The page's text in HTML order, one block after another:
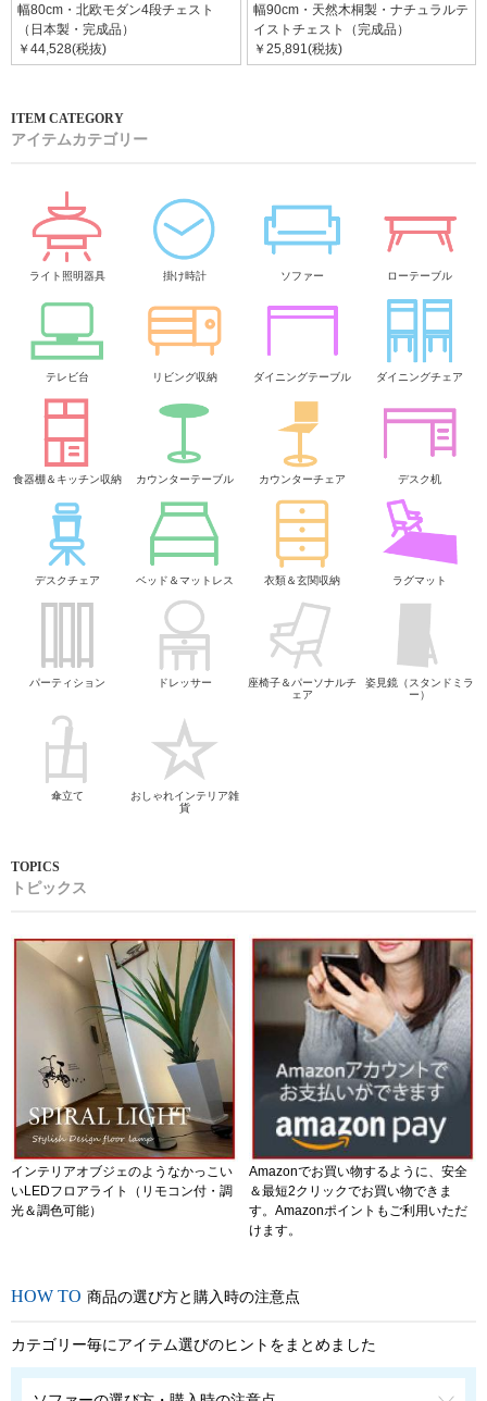
幅80cm・北欧モダン4段チェスト
（日本製・完成品）
￥44,528(税抜)
幅90cm・天然木桐製・ナチュラルテ
イストチェスト（完成品）
￥25,891(税抜)
アイテムカテゴリー
ライト照明器具 掛け時計 ソファー ローテーブル
テレビ台 リビング収納 ダイニングテーブル ダイニングチェア
食器棚＆キッチン収納 カウンターテーブル カウンターチェア デスク机
デスクチェア ベッド＆マットレス 衣類＆玄関収納 ラグマット
パーティション ドレッサー
座椅子＆パーソナルチ
ェア
姿見鏡（スタンドミラ
ー）
傘立て
おしゃれインテリア雑
貨
トピックス
インテリアオブジェのようなかっこい
いLEDフロアライト（リモコン付・調
光＆調色可能）
Amazonでお買い物するように、安全
＆最短2クリックでお買い物できま
す。Amazonポイントもご利用いただ
けます。
商品の選び方と購入時の注意点
カテゴリー毎にアイテム選びのヒントをまとめました